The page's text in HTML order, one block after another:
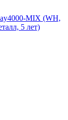
MIX (WH,
5 лет)